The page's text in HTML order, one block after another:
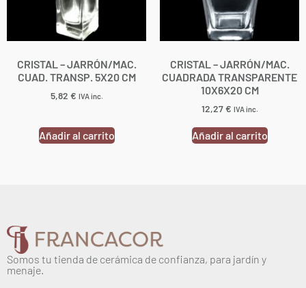
CRISTAL – JARRÓN/MAC.
CUAD. TRANSP. 5X20 CM
5,82 € IVA inc.
Añadir al carrito
CRISTAL – JARRÓN/MAC.
CUADRADA TRANSPARENTE
10X6X20 CM
12,27€ IVA inc.
Añadir al carrito
Somos tu tienda de cerámica de confianza, para jardín y
menaje.